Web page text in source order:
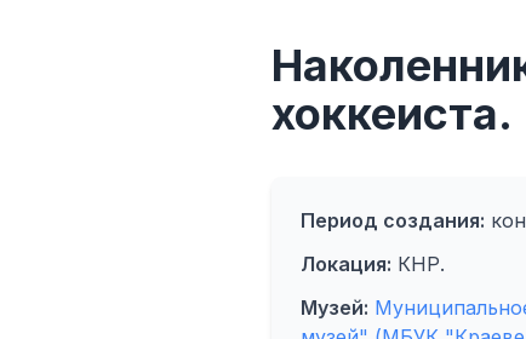
хоккеиста.
Период создания:
Локация: КНР.
Музей: